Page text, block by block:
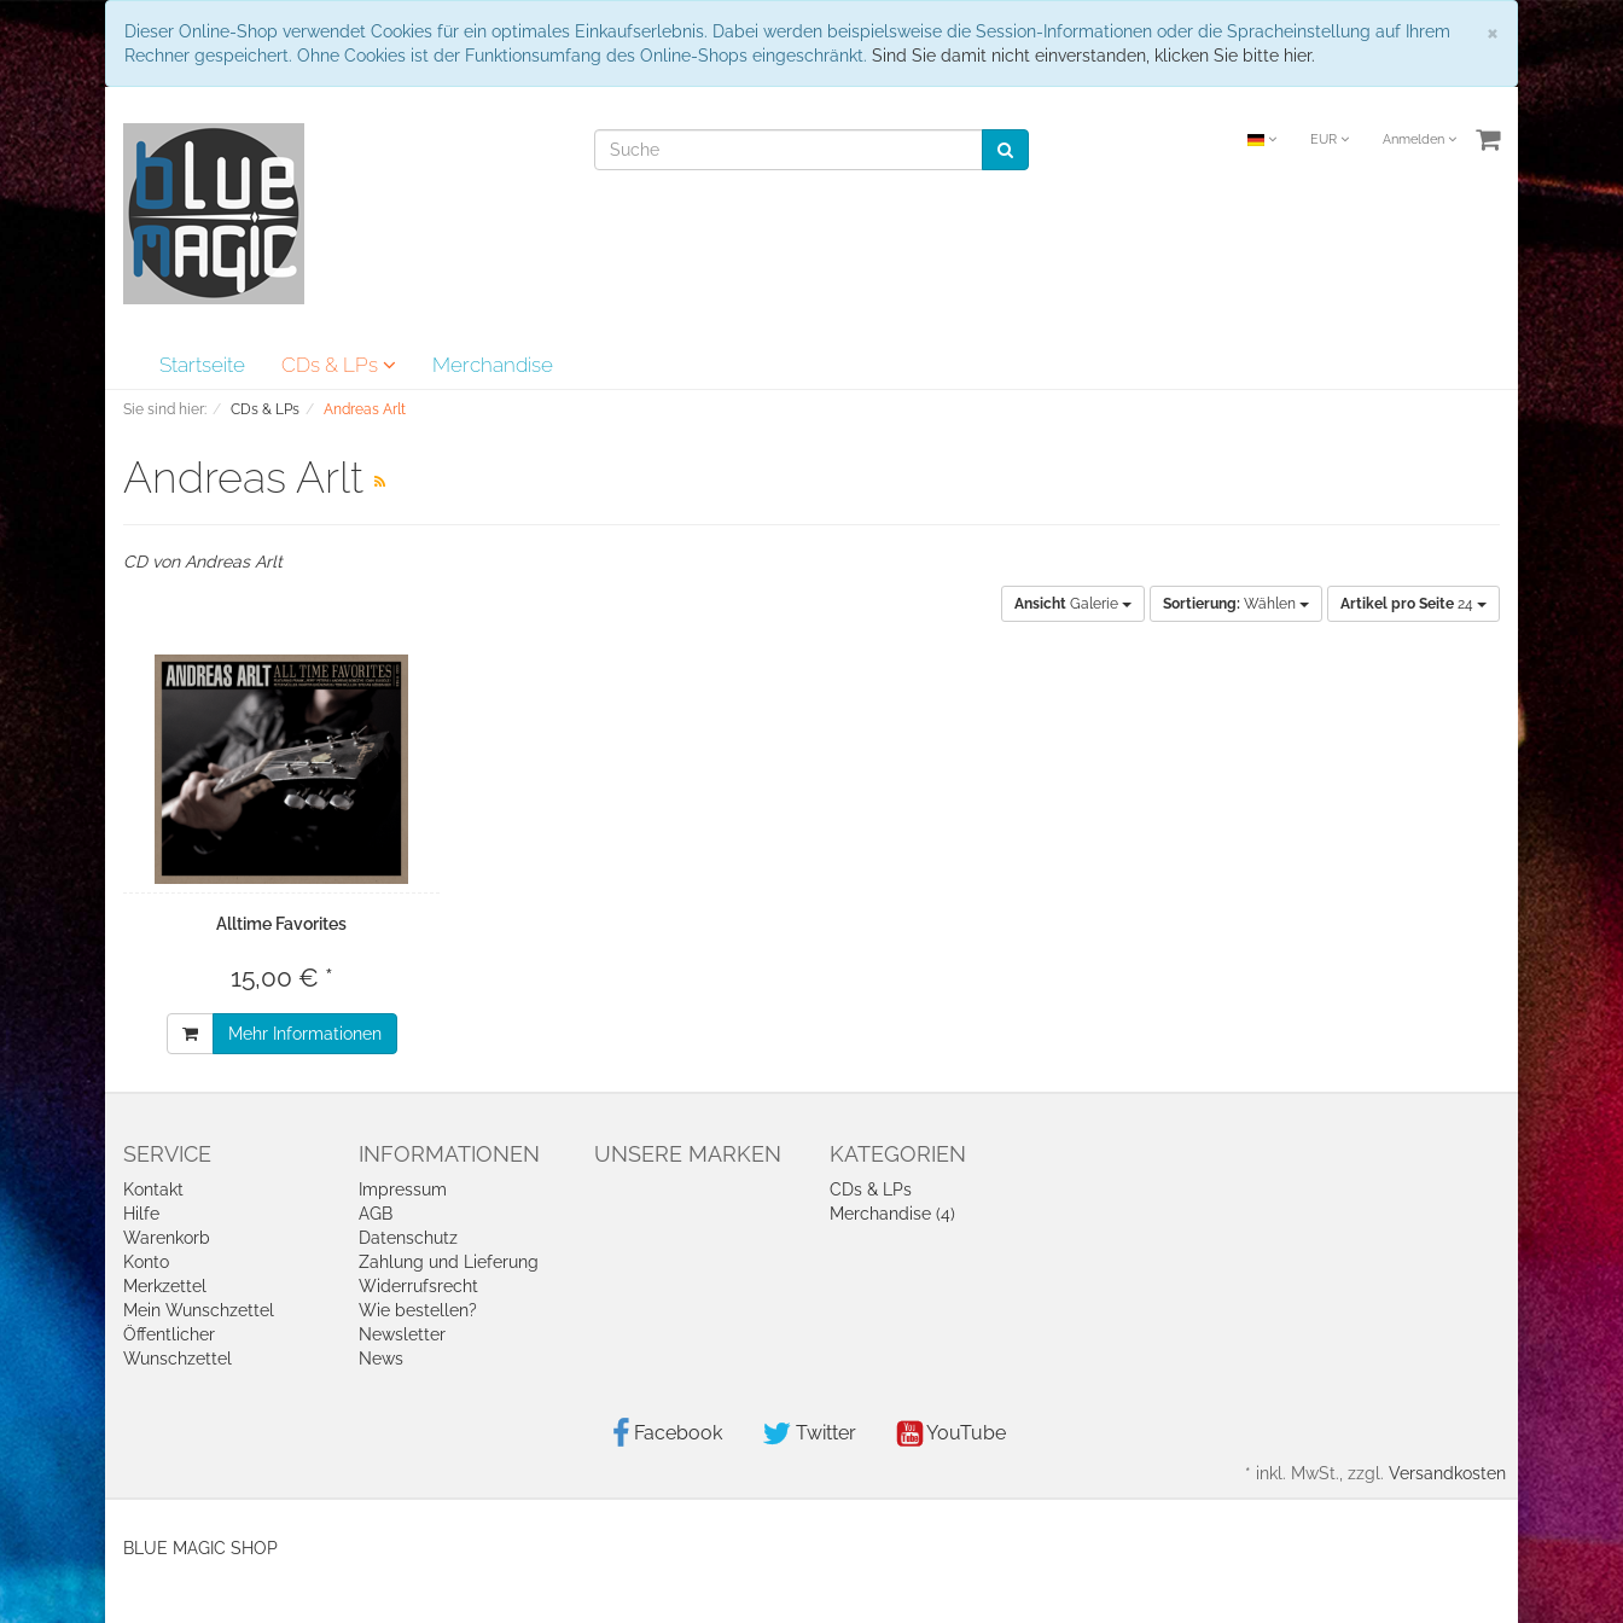
× Schließen
Dieser Online-Shop verwendet Cookies für ein optimales Einkaufserlebnis. Dabei werden beispielsweise die Session-Informationen oder die Spracheinstellung auf Ihrem
Rechner gespeichert. Ohne Cookies ist der Funktionsumfang des Online-Shops eingeschränkt. Sind Sie damit nicht einverstanden, klicken Sie bitte hier.
EUR Anmelden
Startseite CDs & LPs Merchandise
Sie sind hier: CDs & LPs Andreas Arlt
Andreas Arlt
CD von Andreas Arlt
Ansicht Galerie Sortierung: Wählen Artikel pro Seite 24
Alltime Favorites
15,00 € *
Mehr Informationen
SERVICE
Kontakt
Hilfe
Warenkorb
Konto
Merkzettel
Mein Wunschzettel
Öffentlicher
Wunschzettel
INFORMATIONEN
Impressum
AGB
Datenschutz
Zahlung und Lieferung
Widerrufsrecht
Wie bestellen?
Newsletter
News
UNSERE MARKEN KATEGORIEN
CDs & LPs
Merchandise (4)
Facebook Twitter YouTube
* inkl. MwSt., zzgl. Versandkosten
BLUE MAGIC SHOP